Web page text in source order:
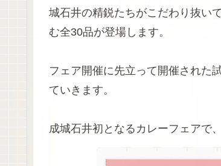
城石井の精鋭たちがこだわり抜い
む全30品が登場します。
フェア開催に先立って開催された
ていきます。
成城石井初となるカレーフェアで